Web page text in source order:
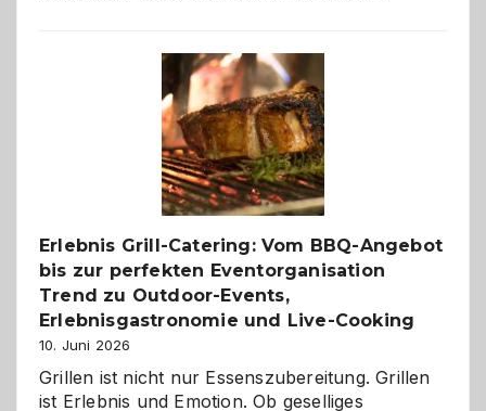
–
die
Gelegenheit,
neue
Reiseziele
zu
entdecken
Erlebnis Grill-Catering: Vom BBQ-Angebot
bis zur perfekten Eventorganisation
Trend zu Outdoor-Events,
Erlebnisgastronomie und Live-Cooking
10. Juni 2026
Grillen ist nicht nur Essenszubereitung. Grillen
ist Erlebnis und Emotion. Ob geselliges